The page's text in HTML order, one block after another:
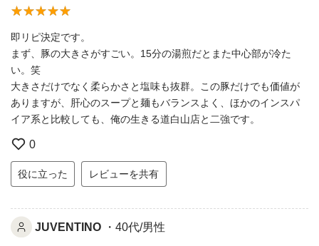
即リピ決定です。
まず、豚の大きさがすごい。15分の湯煎だとまた中心部が冷た
い。笑
大きさだけでなく柔らかさと塩味も抜群。この豚だけでも価値が
ありますが、肝心のスープと麺もバランスよく、ほかのインスパ
イア系と比較しても、俺の生きる道白山店と二強です。
0
役に立った レビューを共有
JUVENTINO ・40代/男性